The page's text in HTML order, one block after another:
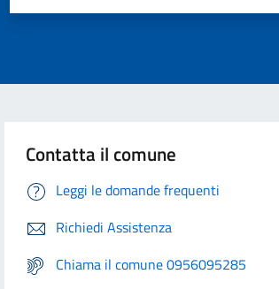
Contatta il comune
Leggi le domande frequenti
Richiedi Assistenza
Chiama il comune 0956095285